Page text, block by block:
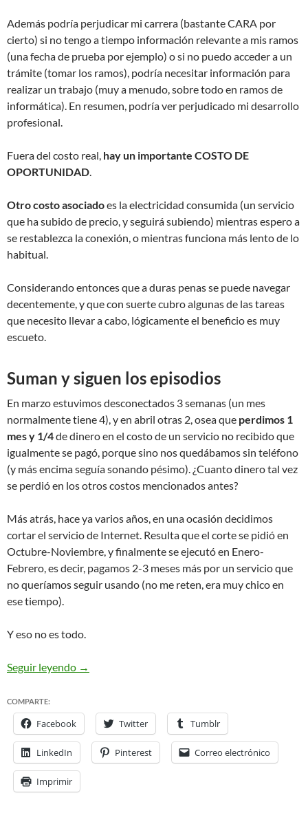
Además podría perjudicar mi carrera (bastante CARA por
cierto) si no tengo a tiempo información relevante a mis ramos
(una fecha de prueba por ejemplo) o si no puedo acceder a un
trámite (tomar los ramos), podría necesitar información para
realizar un trabajo (muy a menudo, sobre todo en ramos de
informática). En resumen, podría ver perjudicado mi desarrollo
profesional.
Fuera del costo real, hay un importante COSTO DE
OPORTUNIDAD.
Otro costo asociadoes la electricidad consumida (un servicio
que ha subido de precio, y seguirá subiendo) mientras espero a
se restablezca la conexión, o mientras funciona más lento de lo
habitual.
Considerando entonces que a duras penas se puede navegar
decentemente, y que con suerte cubro algunas de las tareas
que necesito llevar a cabo, lógicamente el beneficio es muy
escueto.
Suman y siguen los episodios
En marzo estuvimos desconectados 3 semanas (un mes
normalmente tiene 4), y en abril otras 2, osea que perdimos 1
mes y 1/4de dinero en el costo de un servicio no recibido que
igualmente se pagó, porque sino nos quedábamos sin teléfono
(y más encima seguía sonando pésimo). ¿Cuanto dinero tal vez
se perdió en los otros costos mencionados antes?
Más atrás, hace ya varios años, en una ocasión decidimos
cortar el servicio de Internet. Resulta que el corte se pidió en
Octubre-Noviembre, y finalmente se ejecutó en Enero-
Febrero, es decir, pagamos 2-3 meses más por un servicio que
no queríamos seguir usando (no me reten, era muy chico en
ese tiempo).
Y eso no es todo.
Seguir leyendo Contratar Telefónica significa irse a pérdida
→
COMPARTE:
Facebook Twitter Tumblr
LinkedIn Pinterest Correo electrónico
Imprimir